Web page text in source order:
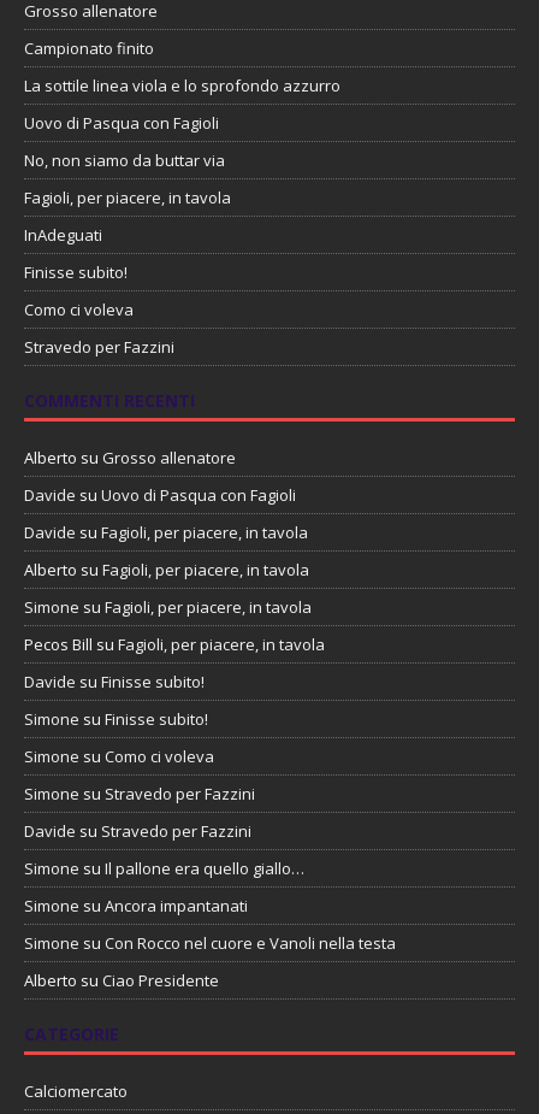
Grosso allenatore
Campionato finito
La sottile linea viola e lo sprofondo azzurro
Uovo di Pasqua con Fagioli
No, non siamo da buttar via
Fagioli, per piacere, in tavola
InAdeguati
Finisse subito!
Como ci voleva
Stravedo per Fazzini
COMMENTI RECENTI
Alberto su Grosso allenatore
Davide su Uovo di Pasqua con Fagioli
Davide su Fagioli, per piacere, in tavola
Alberto su Fagioli, per piacere, in tavola
Simone su Fagioli, per piacere, in tavola
Pecos Bill su Fagioli, per piacere, in tavola
Davide su Finisse subito!
Simone su Finisse subito!
Simone su Como ci voleva
Simone su Stravedo per Fazzini
Davide su Stravedo per Fazzini
Simone su Il pallone era quello giallo…
Simone su Ancora impantanati
Simone su Con Rocco nel cuore e Vanoli nella testa
Alberto su Ciao Presidente
CATEGORIE
Calciomercato